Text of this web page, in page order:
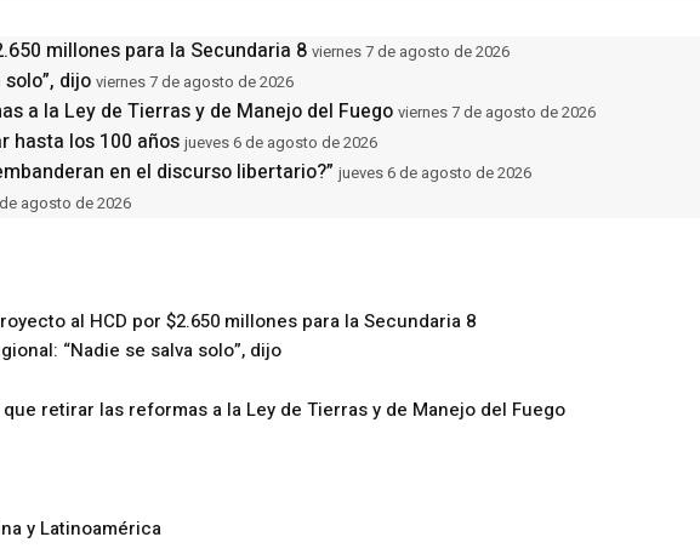
millones para la Secundaria 8 viernes 7 de agosto de 2026
dijo viernes 7 de agosto de 2026
a la Ley de Tierras y de Manejo del Fuego viernes 7 de agosto de 2026
hasta los 100 años jueves 6 de agosto de 2026
en el discurso libertario?” jueves 6 de agosto de 2026
agosto de 2026
al HCD por $2.650 millones para la Secundaria 8
“Nadie se salva solo”, dijo
retirar las reformas a la Ley de Tierras y de Manejo del Fuego
y Latinoamérica